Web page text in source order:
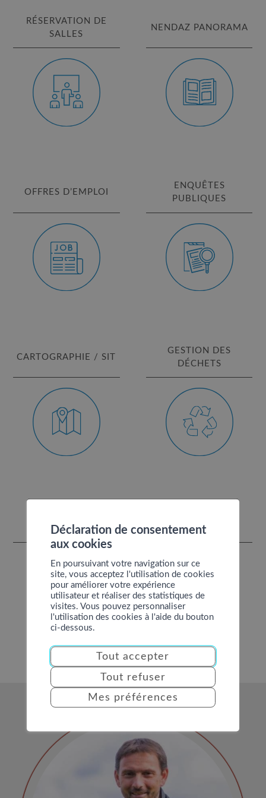
RÉSERVATION DE
SALLES
NENDAZ PANORAMA
OFFRES D’EMPLOI
ENQUÊTES
PUBLIQUES
CARTOGRAPHIE / SIT
GESTION DES
DÉCHETS
POPULATION
Déclaration de consentement
aux cookies
En poursuivant votre navigation sur ce
site, vous acceptez l'utilisation de cookies
pour améliorer votre expérience
utilisateur et réaliser des statistiques de
visites. Vous pouvez personnaliser
l'utilisation des cookies à l'aide du bouton
ci-dessous.
Tout accepter
Tout refuser
Mes préférences